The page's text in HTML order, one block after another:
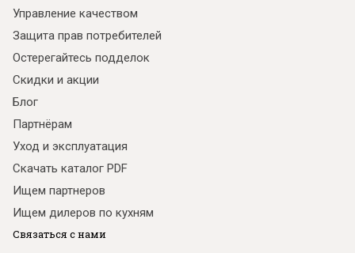
обработки персональных данных и
согласен на их обработку.
Управление качеством
Защита прав потребителей
Остерегайтесь подделок
Скидки и акции
Блог
Партнёрам
Уход и эксплуатация
Скачать каталог PDF
Ищем партнеров
Ищем дилеров по кухням
Связаться с нами